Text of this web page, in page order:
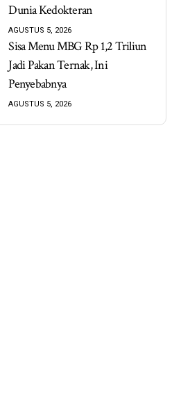
Dunia Kedokteran
AGUSTUS 5, 2026
Sisa Menu MBG Rp 1,2 Triliun
Jadi Pakan Ternak, Ini
Penyebabnya
AGUSTUS 5, 2026